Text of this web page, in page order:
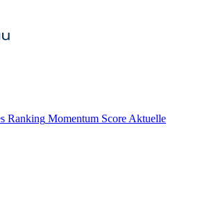
Ranking Momentum Score Aktuelle